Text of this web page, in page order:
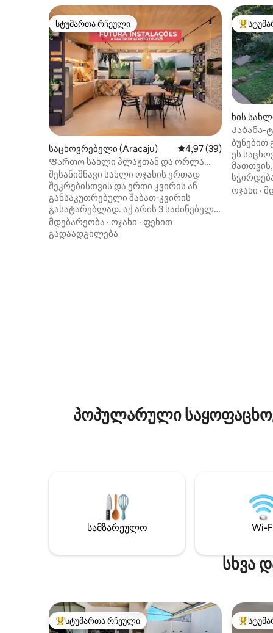
სტუმართა რჩეული
სტუმართა რჩეული
საცხოვრებელი (Aracaju) საშუალო შეფასებაა
4,97 (39)
Ფართო სახლი პლაჟთან და ორლა
ივენთსის მოედანთან.
შესანიშნავი სახლი ოჯახის ერთად
შეკრებისთვის და ერთი კვირის ან
განსაკუთრებული შაბათ‑კვირის
გასატარებლად. აქ არის 3 საძინებელი,
3 სააბაზანო, 3 ავტომობილისთვის
განკუთვნილი ავტოფარეხი და
მდებარეობა · ოჯახი · ფეხით
გადაადგილება
ხის
Კაბანა-
ეს
ხეები
ოჯახი ·
პოპულარული
სამზარეულო Wi-
სხვა
სტუმართა რჩეული მოწინავე ვარიანტი
სტუმართა რჩეული